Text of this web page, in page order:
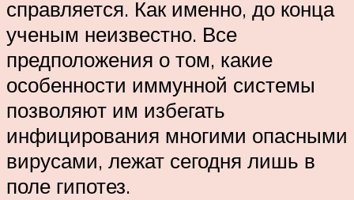
справляется. Как именно, до конца
ученым неизвестно. Все
предположения о том, какие
особенности иммунной системы
позволяют им избегать
инфицирования многими опасными
вирусами, лежат сегодня лишь в
поле гипотез.